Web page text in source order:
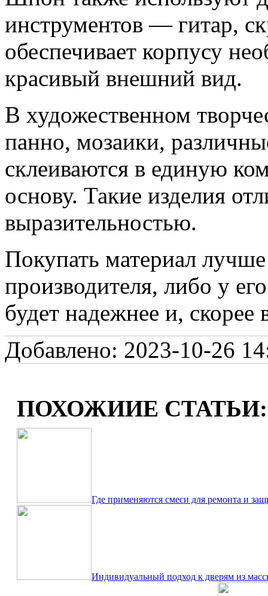
инструментов — гитар,
обеспечивает корпусу
красивый внешний вид.
В художественном
панно, мозаики,
склеиваются в единую
основу. Такие изделия
выразительностью.
Покупать материал
производителя, либо у
будет надежнее и, скорее
Добавлено: 2023-10-26
ПОХОЖИИЕ СТАТЬИ:
Где применяются смеси для ремонта и
Индивидуальный подход к дверям из